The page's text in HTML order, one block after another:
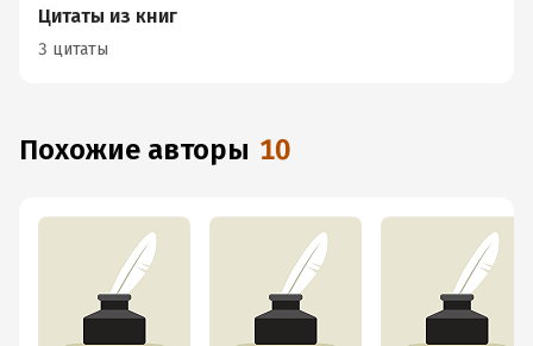
Цитаты из книг
3 цитаты
Похожие авторы 10